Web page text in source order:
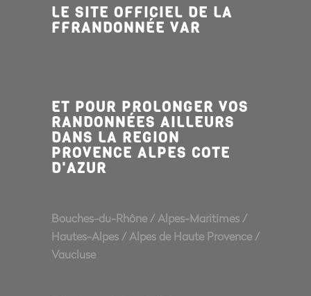
LE SITE OFFICIEL DE LA
FFRANDONNÉE VAR
ET POUR PROLONGER VOS
RANDONNÉES AILLEURS
DANS LA REGION
PROVENCE ALPES COTE
D'AZUR
Bouches-du-Rhône / Alpes-Maritimes /
Hautes-Alpes / Alpes de Haute Provence /
Vaucluse